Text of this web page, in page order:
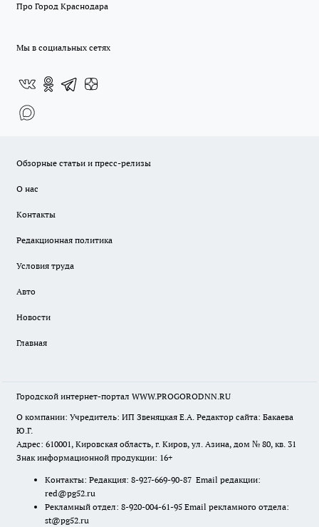
Про Город Краснодара
Мы в социальных сетях
Обзорные статьи и пресс-релизы
О нас
Контакты
Редакционная политика
Условия труда
Авто
Новости
Главная
Городской интернет-портал WWW.PROGORODNN.RU
О компании: Учредитель: ИП Звеняцкая Е.А. Редактор сайта: Бакаева
Ю.Г.
Адрес: 610001, Кировская область, г. Киров, ул. Азина, дом № 80, кв. 31
Знак информационной продукции: 16+
Контакты: Редакция: 8-927-669-90-87 Email редакции:
red@pg52.ru
Рекламный отдел: 8-920-004-61-95 Email рекламного отдела:
st@pg52.ru